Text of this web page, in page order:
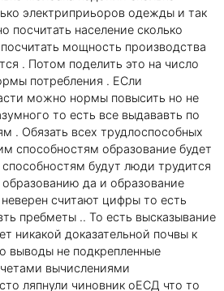
электриприьоров одежды и так
посчитать население сколько
мощность производства
. Потом поделить это на число
потребления . ЕСли
можно нормы повысить но не
то есть все выдававть по
. Обязать всех трудлоспособных
способностям образование будет
будут люди трудится
да и образование
считают цифры то есть
пребметы .. То есть высказывание
никакой доказательной почвы к
выводы не подкрепленные
вычислениями
ляпнули чиновник оЕСД что то